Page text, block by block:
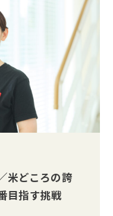
米どころの誇
目指す挑戦